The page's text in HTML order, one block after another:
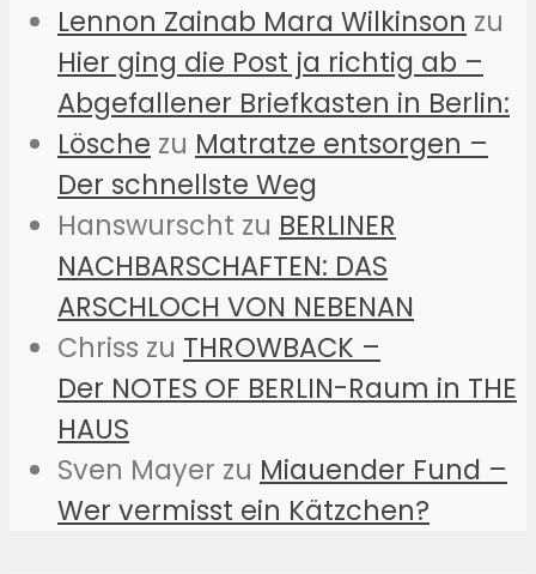
Lennon Zainab Mara Wilkinson zu
Hier ging die Post ja richtig ab –
Abgefallener Briefkasten in Berlin:
Lösche zu Matratze entsorgen –
Der schnellste Weg
Hanswurscht zu BERLINER
NACHBARSCHAFTEN: DAS
ARSCHLOCH VON NEBENAN
Chriss zu THROWBACK –
Der NOTES OF BERLIN-Raum in THE
HAUS
Sven Mayer zu Miauender Fund –
Wer vermisst ein Kätzchen?